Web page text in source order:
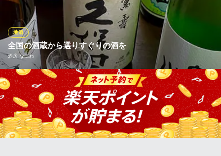
辛口純米酒をベースに、定番から入手困難なレア銘柄まで幅広く
ご用意。季節ごとに銘柄を入れ替えているため、いつ訪れても新
しい一杯との出会いがあります。至福のペアリングをお楽しみく
ださい。
炉端焼き 一新 守口
炉端焼き居酒屋
京阪本線守口市駅 徒歩2分
大阪府守口市本町1-3-10
全国の酒蔵から選りすぐりの酒を
酒房 なにわ
地酒
全国各地の酒蔵を店主自らテイスティングし、料理に合った美酒
を取り揃えています。 常時20種程度の日本酒を取り揃えていま
す。
酒房 なにわ